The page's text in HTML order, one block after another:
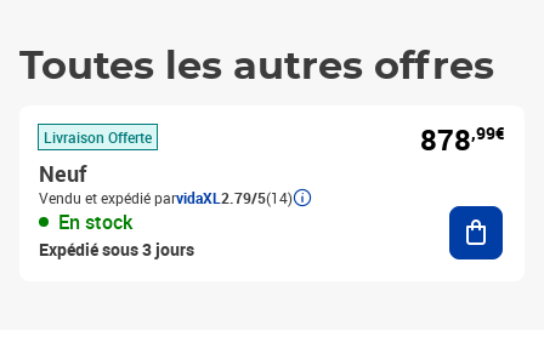
Toutes les autres offres
Livraison Offerte
Neuf
Vendu et expédié parvidaXL 2.79/5(14)
En stock
Expédié sous 3 jours
878,99€